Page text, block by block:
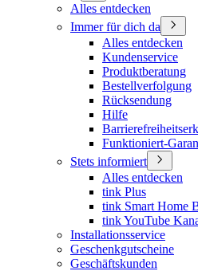
Alles entdecken
Immer für dich da
Alles entdecken
Kundenservice
Produktberatung
Bestellverfolgung
Rücksendung
Hilfe
Funktioniert-
Stets informiert
Alles entdecken
tink Plus
tink Smart Home
tink YouTube
Installationsservice
Geschenkgutscheine
Geschäftskunden